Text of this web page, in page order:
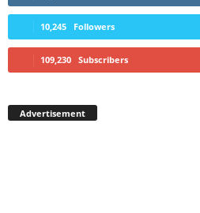
10,245 Followers
109,230 Subscribers
Advertisement